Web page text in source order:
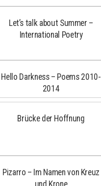
Let’s talk about Summer –
International Poetry
Hello Darkness – Poems 2010-
2014
Brücke der Hoffnung
Pizarro – Im Namen von Kreuz
und Krone